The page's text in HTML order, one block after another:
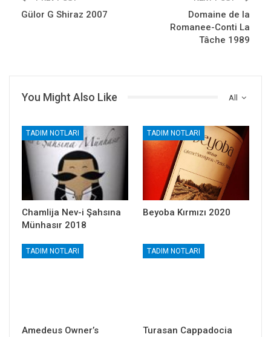
Gülor G Shiraz 2007
Domaine de la
Romanee-Conti La
Tâche 1989
All
You Might Also Like
TADIM NOTLARI
Chamlija Nev-i Şahsına
Münhasır 2018
TADIM NOTLARI
Beyoba Kırmızı 2020
TADIM NOTLARI
Amedeus Owner’s
TADIM NOTLARI
Turasan Cappadocia